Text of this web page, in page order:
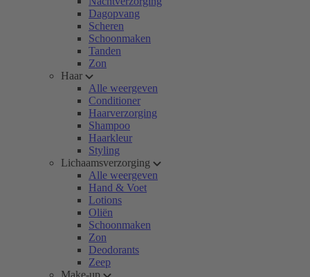
Dagopvang
Scheren
Schoonmaken
Tanden
Zon
Haar
Alle weergeven
Conditioner
Haarverzorging
Shampoo
Haarkleur
Styling
Lichaamsverzorging
Alle weergeven
Hand & Voet
Lotions
Oliën
Schoonmaken
Zon
Deodorants
Zeep
Make-up